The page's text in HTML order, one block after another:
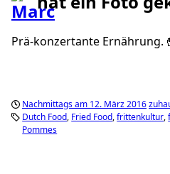
Prä-konzertante Ernährung.
Nachmittags am 12. März 2016
Dutch Food Fried Food frittenkultur
Pommes